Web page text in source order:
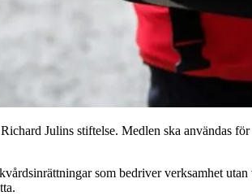
Julins stiftelse. Medlen ska användas
som bedriver verksamhet